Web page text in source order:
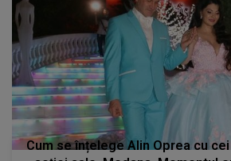
Cum se înțelege Alin Oprea cu